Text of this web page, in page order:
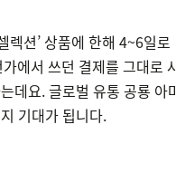
렉션’ 상품에 한해 4~6일로
에서 쓰던 결제를 그대로
데요. 글로벌 유통 공룡 아
기대가 됩니다.